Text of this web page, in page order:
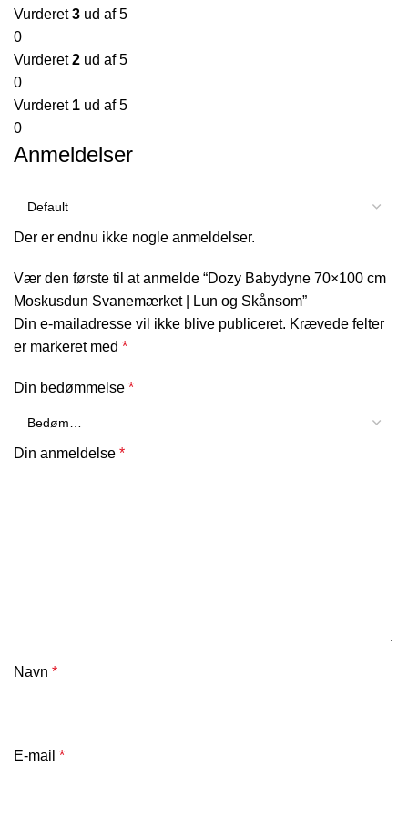
Vurderet3 ud af 5
0
Vurderet2 ud af 5
0
Vurderet 1 ud af 5
0
Anmeldelser
Der er endnu ikke nogle anmeldelser.
Vær den første til at anmelde “Dozy Babydyne 70×100 cm
Moskusdun Svanemærket | Lun og Skånsom”
Din e-mailadresse vil ikke blive publiceret. Krævede felter
er markeret med *
Din bedømmelse *
Din anmeldelse *
Navn *
E-mail *